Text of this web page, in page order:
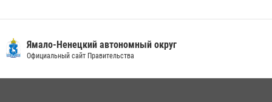
«Каникулы с Росгвардией» продолжаются на Ямале
Ямало-Ненецкий автономный округ
Официальный сайт Правительства